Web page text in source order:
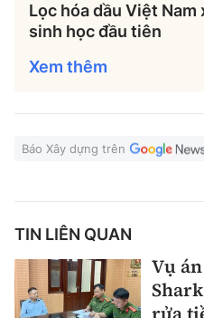
Lọc hóa dầu Việt
sinh học đầu tiên
Xem thêm
Báo Xây dựng trên
TIN LIÊN QUAN
Vụ